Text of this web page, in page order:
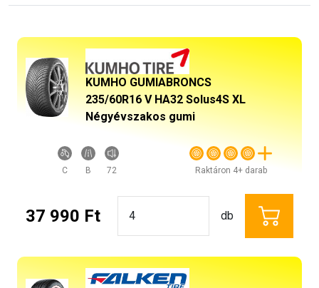
KUMHO GUMIABRONCS
235/60R16 V HA32 Solus4S XL
Négyévszakos gumi
C B 72 Raktáron 4+ darab
37 990 Ft db